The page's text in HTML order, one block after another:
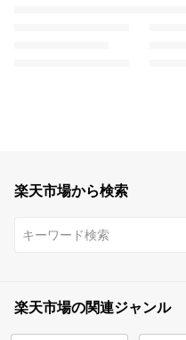
楽天市場から検索
楽天市場の関連ジャンル